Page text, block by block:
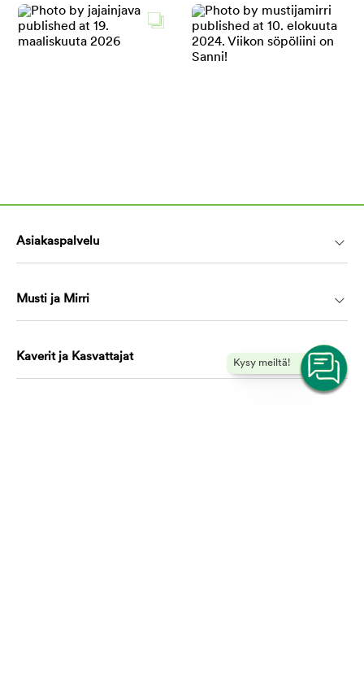
Kysy meiltä!
Asiakaspalvelu
Musti ja Mirri
Kaverit ja Kasvattajat